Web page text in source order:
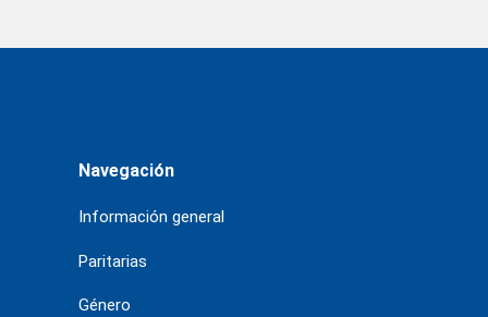
Navegación
Información general
Paritarias
Género